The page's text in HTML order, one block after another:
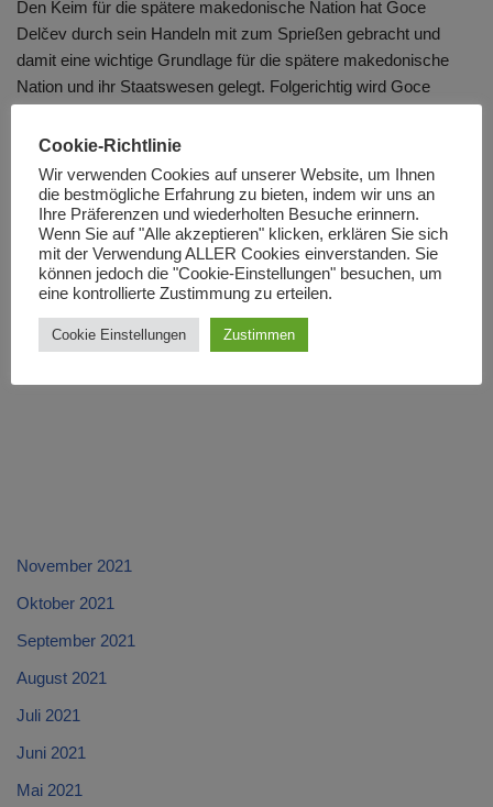
Den Keim für die spätere makedonische Nation hat Goce
Delčev durch sein Handeln mit zum Sprießen gebracht und
damit eine wichtige Grundlage für die spätere makedonische
Nation und ihr Staatswesen gelegt. Folgerichtig wird Goce
Nationalheld verehrt. Der Frage, ob er nun ein makedonischer
oder ein bulgarischer Nationalheld ist, wird je nach
makedonischer oder bulgarischer Sichtweise unterschiedlich
beantwortet. Doch Widersprüche durch verschiedene
Sichtweisen gibt es nicht, denn zweifellos ist er sowohl für die
Republik Makedonien und die makedonische Nation als auch für
Bulgarien und die bulgarische Nation ein Nationalheld.
November 2021
Oktober 2021
September 2021
August 2021
Juli 2021
Juni 2021
Mai 2021
Cookie-Richtlinie
Wir verwenden Cookies auf unserer Website, um Ihnen
die bestmögliche Erfahrung zu bieten, indem wir uns an
Ihre Präferenzen und wiederholten Besuche erinnern.
Wenn Sie auf "Alle akzeptieren" klicken, erklären Sie sich
mit der Verwendung ALLER Cookies einverstanden. Sie
können jedoch die "Cookie-Einstellungen" besuchen, um
eine kontrollierte Zustimmung zu erteilen.
Cookie Einstellungen Zustimmen